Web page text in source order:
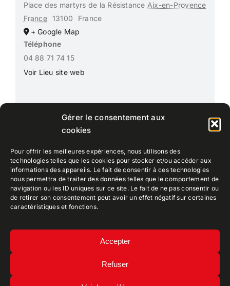
Gérer le consentement aux
cookies
Pour offrir les meilleures expériences, nous utilisons des
technologies telles que les cookies pour stocker et/ou accéder aux
informations des appareils. Le fait de consentir à ces technologies
nous permettra de traiter des données telles que le comportement de
navigation ou les ID uniques sur ce site. Le fait de ne pas consentir ou
de retirer son consentement peut avoir un effet négatif sur certaines
caractéristiques et fonctions.
Accepter
Refuser
Place des martyrs de la Résistance Aix-en-Provence
France 13100
France
+ Google Map
Téléphone
04 88 71 74 15
Voir Lieu site web
• Collectif Ely Patrimoine Photographique
Politique de confidentialité